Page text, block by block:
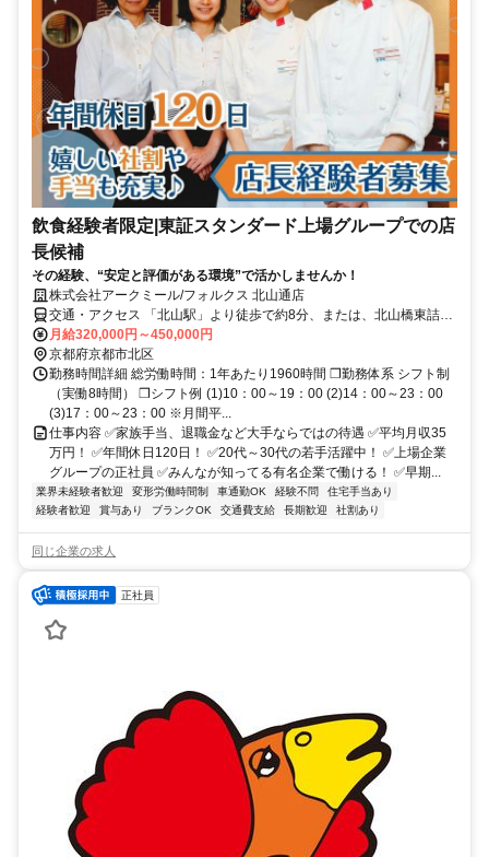
飲食経験者限定|東証スタンダード上場グループでの店
⾧候補
その経験、“安定と評価がある環境”で活かしませんか！
株式会社アークミール/フォルクス 北山通店
交通・アクセス 「北山駅」より徒歩で約8分、または、北山橋東詰バ
ス停より徒歩で約１分
月給320,000円～450,000円
京都府京都市北区
勤務時間詳細 総労働時間：1年あたり1960時間 ❒勤務体系 シフト制
（実働8時間） ❒シフト例 (1)10：00～19：00 (2)14：00～23：00
(3)17：00～23：00 ※月間平...
仕事内容 ✅家族手当、退職金など大手ならではの待遇 ✅平均月収35
万円！ ✅年間休日120日！ ✅20代～30代の若手活躍中！ ✅上場企業
グループの正社員 ✅みんなが知ってる有名企業で働ける！ ✅早期...
業界未経験者歓迎 変形労働時間制 車通勤OK 経験不問
住宅手当あり
経験者歓迎
賞与あり ブランクOK 交通費支給 長期歓迎 社割あり
同じ企業の求人
正社員